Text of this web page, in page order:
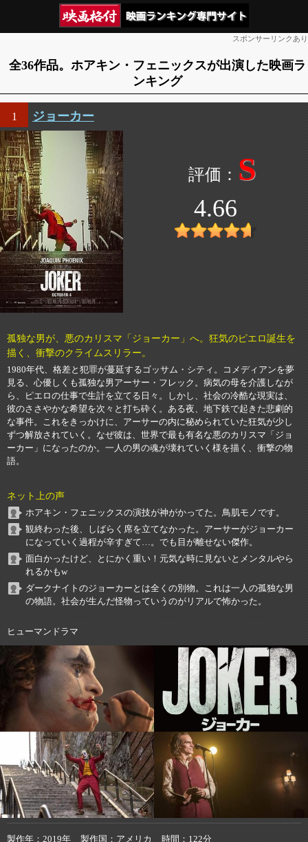
スポンサーリンクあり
全36作品。ホアキン・フェニックスが出演した映画ラ
ンキング
1 ジョーカー
S
4.66
孤独な男が、悪のカリスマ「ジョーカー」へ。狂気のピエロ誕生を
描く、衝撃のクライムスリラー。
1980年代、格差と犯罪が蔓延するゴッサム・シティ。コメディアンを夢
見る、心優しくも孤独な男アーサー・フレック。病気の母を介護しなが
ら、ピエロの仕事で生計を立てる日々。しかし、社会の冷酷な現実は、
彼のささやかな希望を次々と打ち砕く。ある夜、地下鉄で起きた悲劇的
な事件。これをきっかけに、アーサーの内に秘められていた狂気が少し
ずつ解放されていく。なぜ彼は、世界で最も有名な悪のカリスマ「ジョ
ーカー」になったのか。一人の男の魂が壊れていく様を描く、衝撃の物
語。
ネット上の声
ホアキン・フェニックスの演技が神がかってた。鳥肌モノです。
観終わった後、しばらく席を立てなかった。アーサーがジョーカー
になっていく過程が辛すぎて…。でも目が離せない傑作。
面白かったけど、とにかく重い！元気な時に見ないとメンタルやら
れるかもw
ダークナイトのジョーカーとは全くの別物。これは一人の孤独な男
の物語。社会が生んだ怪物っていうのがリアルで怖かった。
ヒューマンドラマ
製作年 2019年 製作国 アメリカ 時間
122分